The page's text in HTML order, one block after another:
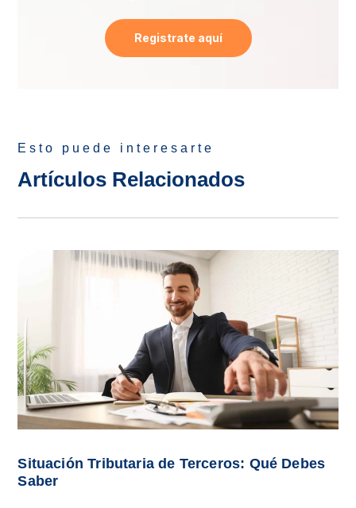
Registrate aquí
Esto puede interesarte
Artículos Relacionados
Situación Tributaria de Terceros: Qué Debes
Saber